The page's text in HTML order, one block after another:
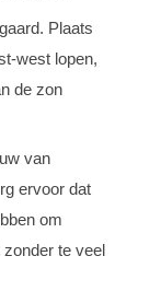
Plaats
west lopen,
de zon
van
ervoor dat
om
te veel